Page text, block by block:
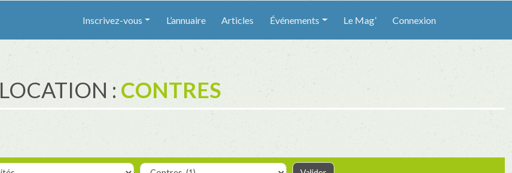
Inscrivez-vous L’annuaire Articles Événements Le Mag’ Connexion
LOCATION : CONTRES